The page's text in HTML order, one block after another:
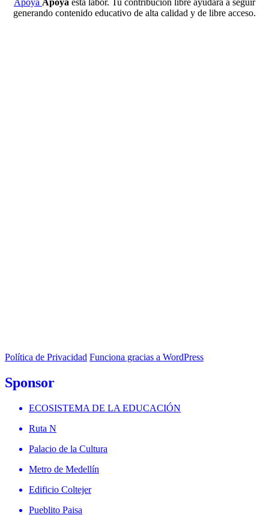
Apoya Apoya esta labor. Tu contribución libre ayudará a seguir
generando contenido educativo de alta calidad y de libre acceso.
Política de Privacidad Funciona gracias a WordPress
Sponsor
ECOSISTEMA DE LA EDUCACIÓN
Ruta N
Palacio de la Cultura
Metro de Medellín
Edificio Coltejer
Pueblito Paisa